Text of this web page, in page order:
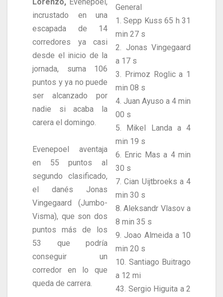
incrustado en una
escapada de 14
corredores ya casi
desde el inicio de la
jornada, suma 106
puntos y ya no puede
ser alcanzado por
nadie si acaba la
carera el domingo.
Evenepoel aventaja
en 55 puntos al
segundo clasificado,
el danés Jonas
Vingegaard (Jumbo-
Visma), que son dos
puntos más de los
53 que podría
conseguir un
corredor en lo que
queda de carrera.
General
1. Sepp Kuss 65 h 31
min 27 s
2. Jonas Vingegaard
a 17 s
3. Primoz Roglic a 1
min 08 s
4. Juan Ayuso a 4 min
00 s
5. Mikel Landa a 4
min 19 s
6. Enric Mas a 4 min
30 s
7. Cian Uijtbroeks a 4
min 30 s
8. Aleksandr Vlasov a
8 min 35 s
9. Joao Almeida a 10
min 20 s
10. Santiago Buitrago
a 12 mi
43. Sergio Higuita a 2